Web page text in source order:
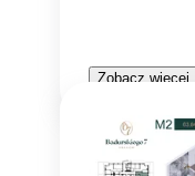
Zobacz więcej